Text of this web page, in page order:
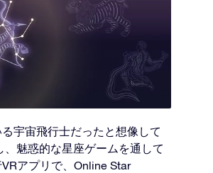
宇宙飛行士だったと想像して
魅惑的な星座ゲームを通して
アプリで、Online Star